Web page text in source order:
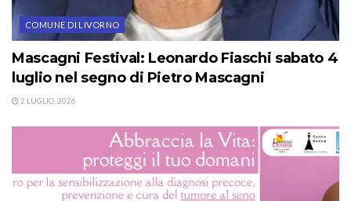
COMUNE DI LIVORNO
Mascagni Festival: Leonardo Fiaschi sabato 4
luglio nel segno di Pietro Mascagni
2 LUGLIO, 2026